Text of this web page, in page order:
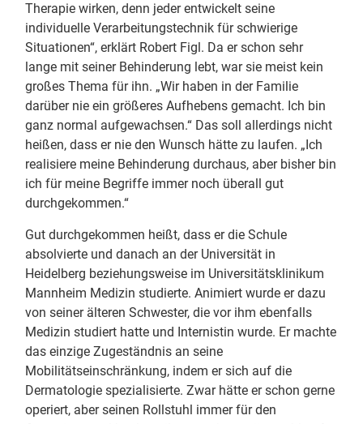
Therapie wirken, denn jeder entwickelt seine
individuelle Verarbeitungstechnik für schwierige
Situationen“, erklärt Robert Figl. Da er schon sehr
lange mit seiner Behinderung lebt, war sie meist kein
großes Thema für ihn. „Wir haben in der Familie
darüber nie ein größeres Aufhebens gemacht. Ich bin
ganz normal aufgewachsen.“ Das soll allerdings nicht
heißen, dass er nie den Wunsch hätte zu laufen. „Ich
realisiere meine Behinderung durchaus, aber bisher bin
ich für meine Begriffe immer noch überall gut
durchgekommen.“
Gut durchgekommen heißt, dass er die Schule
absolvierte und danach an der Universität in
Heidelberg beziehungsweise im Universitätsklinikum
Mannheim Medizin studierte. Animiert wurde er dazu
von seiner älteren Schwester, die vor ihm ebenfalls
Medizin studiert hatte und Internistin wurde. Er machte
das einzige Zugeständnis an seine
Mobilitätseinschränkung, indem er sich auf die
Dermatologie spezialisierte. Zwar hätte er schon gerne
operiert, aber seinen Rollstuhl immer für den